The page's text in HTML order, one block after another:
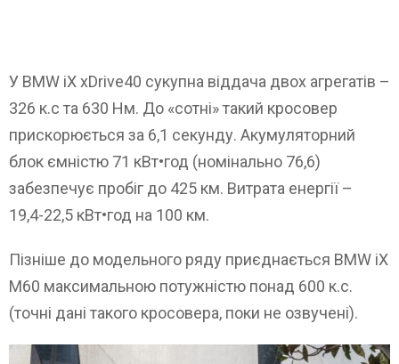
У BMW iX xDrive40 сукупна віддача двох агрегатів –
326 к.с та 630 Нм. До «сотні» такий кросовер
прискорюється за 6,1 секунду. Акумуляторний
блок ємністю 71 кВт•год (номінально 76,6)
забезпечує пробіг до 425 км. Витрата енергії –
19,4-22,5 кВт•год на 100 км.
Пізніше до модельного ряду приєднається BMW iX
M60 максимальною потужністю понад 600 к.с.
(точні дані такого кросовера, поки не озвучені).